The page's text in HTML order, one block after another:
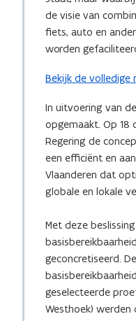
de visie van
fiets, auto en
worden
Bekijk de volledige
(
p
e
n
t
i
n
i
e
u
w
v
e
In uitvoering van
opgemaakt. Op 18
Regering de
een efficiënt en
Vlaanderen dat
globale en lokale
Met deze
geconcretiseerd.
geselecteerde
Westhoek) werden